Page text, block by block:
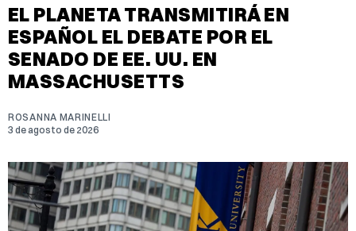
EL PLANETA TRANSMITIRÁ EN
ESPAÑOL EL DEBATE POR EL
SENADO DE EE. UU. EN
MASSACHUSETTS
ROSANNA MARINELLI
3 de agosto de 2026